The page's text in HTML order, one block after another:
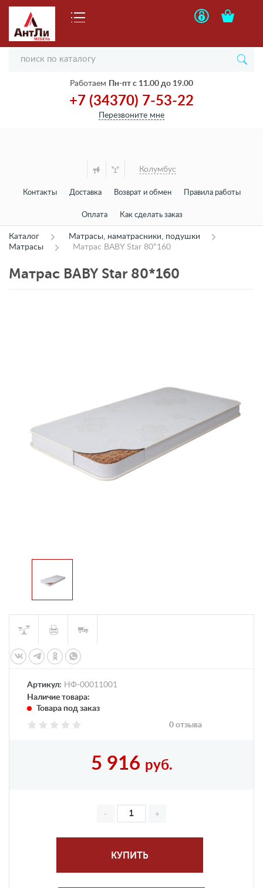
Работаем Пн-пт с 11.00 до 19.00
+7 (34370) 7-53-22
Перезвоните мне
Колумбус
Контакты Доставка Возврат и обмен Правила работы
Оплата Как сделать заказ
Каталог
Матрасы, наматрасники, подушки
Матрасы
Матрас BABY Star 80*160
Матрас BABY Star 80*160
Артикул: НФ-00011001
Наличие товара:
Товара под заказ
0 отзыва
5 916 руб.
КУПИТЬ